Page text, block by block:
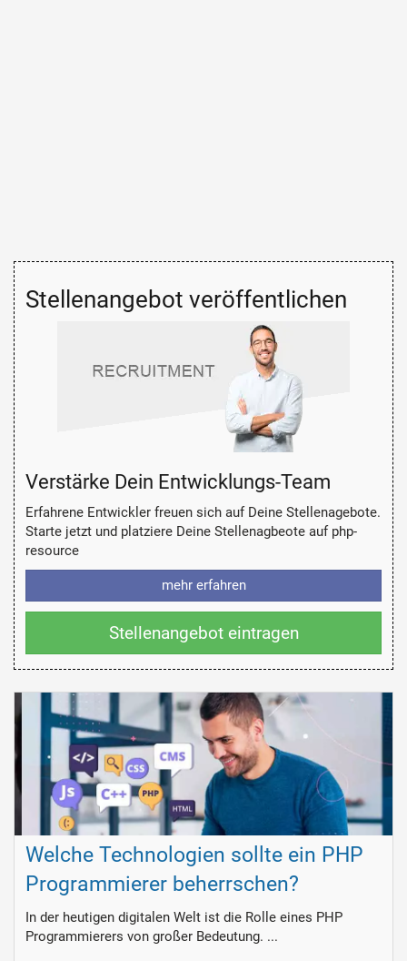
Stellenangebot veröffentlichen
Verstärke Dein Entwicklungs-Team
Erfahrene Entwickler freuen sich auf Deine Stellenagebote.
Starte jetzt und platziere Deine Stellenagbeote auf php-
resource
mehr erfahren
Stellenangebot eintragen
Welche Technologien sollte ein PHP
Programmierer beherrschen?
In der heutigen digitalen Welt ist die Rolle eines PHP
Programmierers von großer Bedeutung. ...